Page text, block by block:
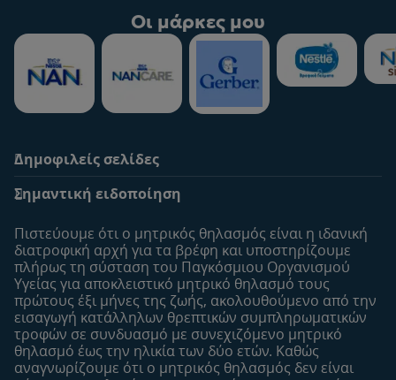
Οι μάρκες μου
Δημοφιλείς σελίδες
Οι Ειδικοί μας
Συχνές ερωτήσεις
Αναζήτηση
Επικοινώνησε μαζί μας
Σχετικά με εμάς
Η σελίδα μου
Το προφίλ μου
Είσοδος/Εγγραφή
Προϊόντα
Εύρεση προϊόντος
Οι μάρκες μου
Σημαντική ειδοποίηση
Πιστεύουμε ότι ο μητρικός θηλασμός είναι η ιδανική
διατροφική αρχή για τα βρέφη και υποστηρίζουμε
πλήρως τη σύσταση του Παγκόσμιου Οργανισμού
Υγείας για αποκλειστικό μητρικό θηλασμό τους
πρώτους έξι μήνες της ζωής, ακολουθούμενo από την
εισαγωγή κατάλληλων θρεπτικών συμπληρωματικών
τροφών σε συνδυασμό με συνεχιζόμενο μητρικό
θηλασμό έως την ηλικία των δύο ετών. Καθώς
αναγνωρίζουμε ότι ο μητρικός θηλασμός δεν είναι